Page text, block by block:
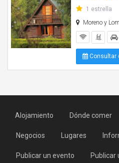
1 estrella
Moreno y
Consultar
Alojamiento Dónde comer
Negocios Lugares
Publicar un evento Publicar